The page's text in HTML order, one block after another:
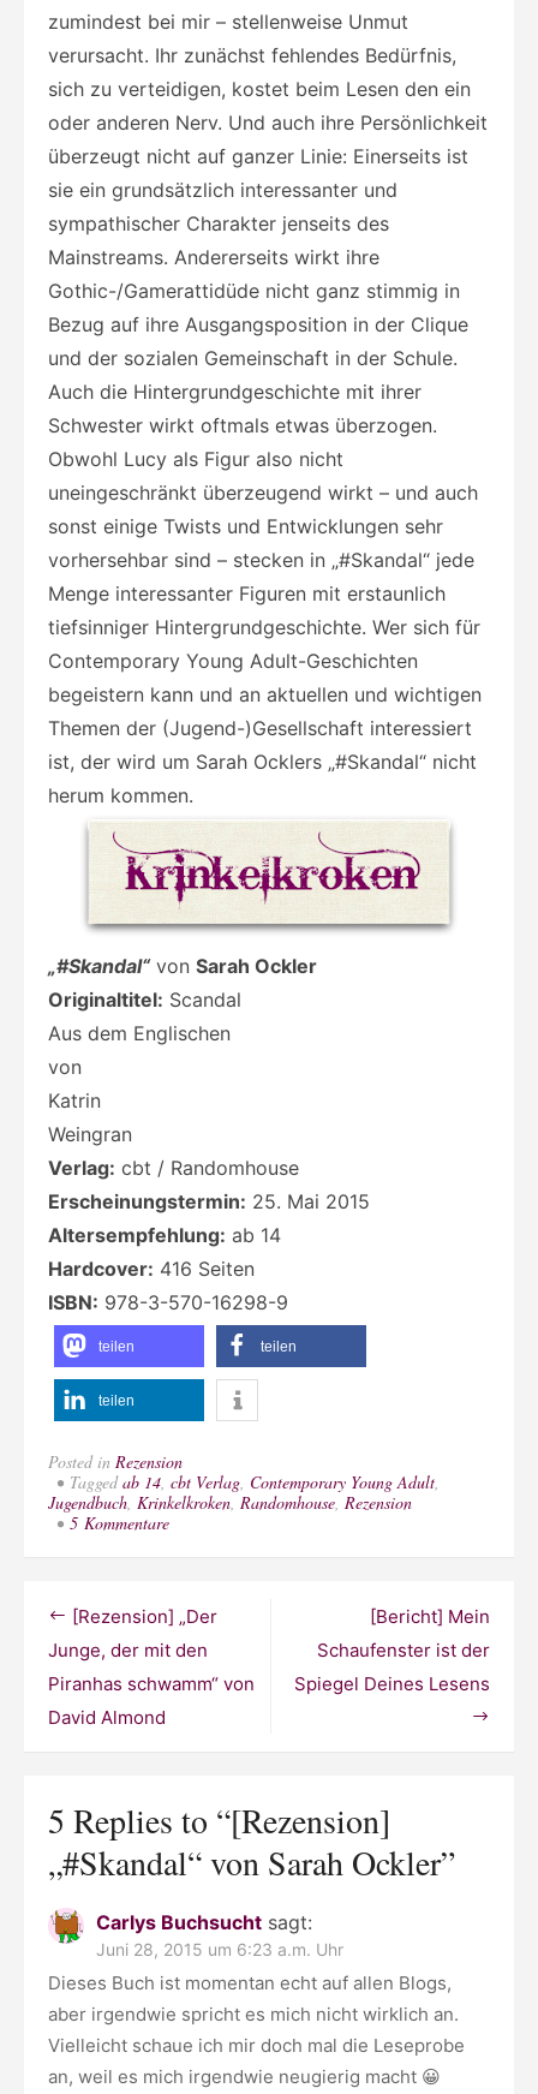
zumindest bei mir – stellenweise Unmut
verursacht. Ihr zunächst fehlendes Bedürfnis,
sich zu verteidigen, kostet beim Lesen den ein
oder anderen Nerv. Und auch ihre Persönlichkeit
überzeugt nicht auf ganzer Linie: Einerseits ist
sie ein grundsätzlich interessanter und
sympathischer Charakter jenseits des
Mainstreams. Andererseits wirkt ihre
Gothic-/Gamerattidüde nicht ganz stimmig in
Bezug auf ihre Ausgangsposition in der Clique
und der sozialen Gemeinschaft in der Schule.
Auch die Hintergrundgeschichte mit ihrer
Schwester wirkt oftmals etwas überzogen.
Obwohl Lucy als Figur also nicht
uneingeschränkt überzeugend wirkt – und auch
sonst einige Twists und Entwicklungen sehr
vorhersehbar sind – stecken in „#Skandal“ jede
Menge interessanter Figuren mit erstaunlich
tiefsinniger Hintergrundgeschichte. Wer sich für
Contemporary Young Adult-Geschichten
begeistern kann und an aktuellen und wichtigen
Themen der (Jugend-)Gesellschaft interessiert
ist, der wird um Sarah Ocklers „#Skandal“ nicht
herum kommen.
„#Skandal“von Sarah Ockler
Originaltitel: Scandal
Aus dem Englischen
von
Katrin
Weingran
Verlag: cbt / Randomhouse
Erscheinungstermin: 25. Mai 2015
Altersempfehlung: ab 14
Hardcover: 416 Seiten
ISBN: 978-3-570-16298-9
teilen teilen
teilen
Posted in Rezension
Taggedab 14, cbt Verlag, Contemporary Young Adult,
Jugendbuch, Krinkelkroken, Randomhouse, Rezension
5 Kommentarezu
Sarah
Ockler
Beitragsnavigation
[Bericht] Mein
Schaufenster ist der
Spiegel Deines Lesens
[Rezension] „Der
Junge, der mit den
Piranhas schwamm“ von
David Almond
5 Replies to “[Rezension]
„#Skandal“ von Sarah Ockler”
Carlys Buchsucht sagt:
Juni 28, 2015 um 6:23 a.m. Uhr
Dieses Buch ist momentan echt auf allen Blogs,
aber irgendwie spricht es mich nicht wirklich an.
Vielleicht schaue ich mir doch mal die Leseprobe
an, weil es mich irgendwie neugierig macht 😀